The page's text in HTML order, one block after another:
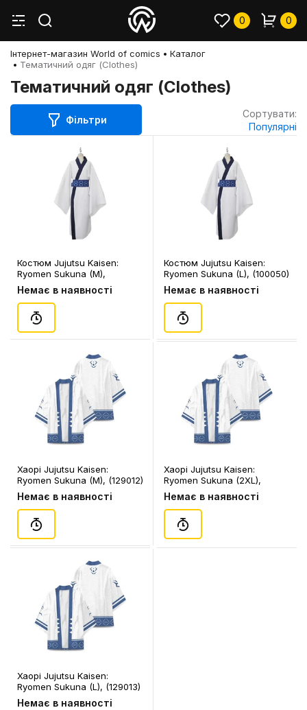
0 0
Інтернет-магазин World of comics
Каталог
Тематичний одяг (Clothes)
Тематичний одяг (Clothes)
Фільтри
Сортувати:
Популярні
Костюм Jujutsu Kaisen:
Ryomen Sukuna (M),
(100049)
Немає в наявності
Костюм Jujutsu Kaisen:
Ryomen Sukuna (L), (100050)
Немає в наявності
Хаорі Jujutsu Kaisen:
Ryomen Sukuna (M), (129012)
Немає в наявності
Хаорі Jujutsu Kaisen:
Ryomen Sukuna (2XL),
(129011)
Немає в наявності
Хаорі Jujutsu Kaisen:
Ryomen Sukuna (L), (129013)
Немає в наявності